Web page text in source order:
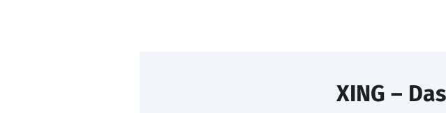
XING –